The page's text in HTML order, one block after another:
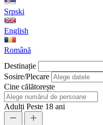
Srpski
English
Română
Destinație
Sosire/Plecare
Cine călătorește
Adulți Peste 18 ani